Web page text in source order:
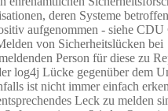
deren Systeme
aufgenommen - siehe
von Sicherheitslücken bei
Person für diese zu
log4j Lücke gegenüber dem
ist nicht immer einfach
Leck zu melden